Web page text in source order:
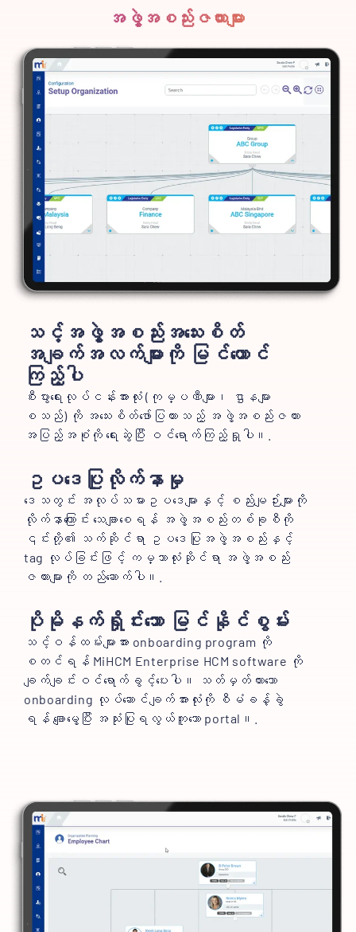
အဖွဲ့အစည်းဇယားများ
သင့်အဖွဲ့အစည်းအသေးစိတ်
အချက်အလက်များကို မြင်ယောင်
ကြည့်ပါ
စီးပွားရေးလုပ်ငန်းအားလုံး (ကုမ္ပဏီများ၊ ဌာနများ
စသည်) ကို အသေးစိတ်ဖော်ပြထားသည့် အဖွဲ့အစည်းဇယား
အပြည့်အစုံကို ရေးဆွဲပြီး ဝင်ရောက်ကြည့်ရှုပါ။.
ဥပဒေပြုလိုက်နာမှု
ဒေသတွင်း အလုပ်သမားဥပဒေများနှင့် စည်းမျဉ်းများကို
လိုက်နာကြောင်း သေချာစေရန် အဖွဲ့အစည်းတစ်ခုစီကို
၎င်းတို့၏ သက်ဆိုင်ရာ ဥပဒေပြုအဖွဲ့အစည်းနှင့်
tag လုပ်ခြင်းဖြင့် ကမ္ဘာလုံးဆိုင်ရာ အဖွဲ့အစည်း
ဇယားများကို တည်ဆောက်ပါ။.
ပိုမိုနက်ရှိုင်းသော မြင်နိုင်စွမ်း
သင့်ဝန်ထမ်းများအား onboarding program ကို
စတင်ရန် MiHCM Enterprise HCM software ကို
ချက်ချင်းဝင်ရောက်ခွင့်ပေးပါ။ သတ်မှတ်ထားသော
onboarding လုပ်ဆောင်ချက်အားလုံးကို စီမံခန့်ခွဲ
ရန် ချောမွေ့ပြီး အသုံးပြုရလွယ်ကူသော portal။.